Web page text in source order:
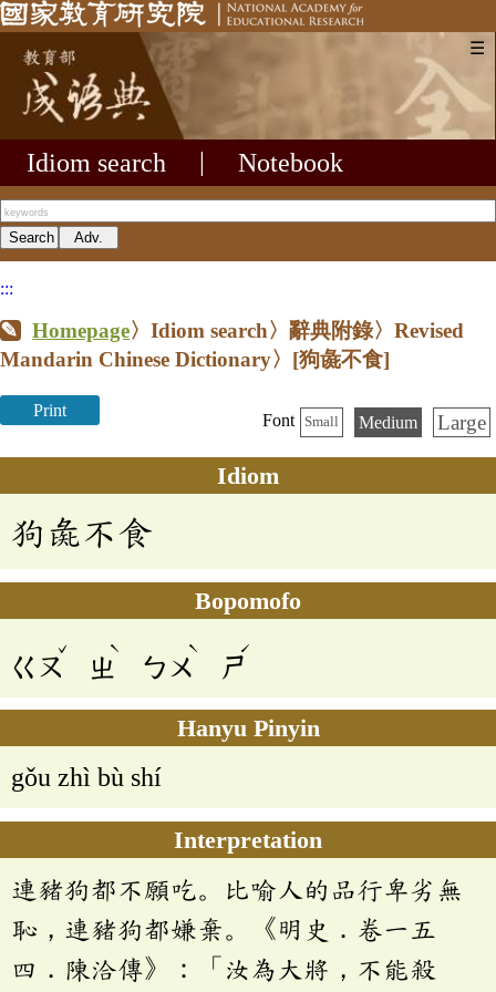
☰
Idiom search Notebook
:::
Homepage〉Idiom search〉辭典附錄〉Revised
Mandarin Chinese Dictionary〉 [狗彘不食]
Print
Font Small Medium Large
Idiom
狗彘不食
Bopomofo
ㄍㄡ
ˇ
ㄓ
ˋ
ㄅㄨ
ˋ
ㄕ
ˊ
Hanyu Pinyin
gǒu zhì bù shí
Interpretation
連豬狗都不願吃。比喻人的品行卑劣無
恥，連豬狗都嫌棄。《明史．卷一五
四．陳洽傳》：「汝為大將，不能殺